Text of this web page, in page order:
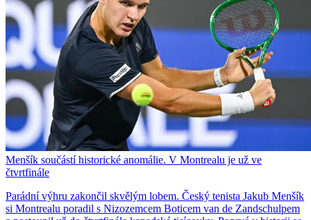
Menšík součástí historické anomálie. V Montrealu je už ve
čtvrtfinále
Parádní výhru zakončil skvělým lobem. Český tenista Jakub Menšík
si Montrealu poradil s Nizozemcem Boticem van de Zandschulpem